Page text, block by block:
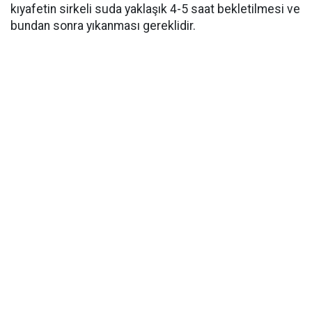
kıyafetin sirkeli suda yaklaşık 4-5 saat bekletilmesi ve
bundan sonra yıkanması gereklidir.